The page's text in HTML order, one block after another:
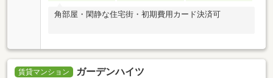
角部屋・閑静な住宅街・初期費用カード決済可
賃貸マンション ガーデンハイツ